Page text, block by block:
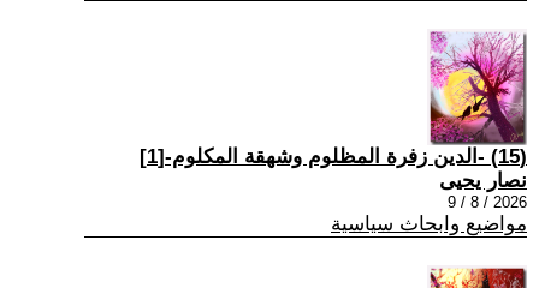
(15) -الدين زفرة المظلوم وشهقة المكلوم-[1]
نصار يحيى
2026 / 8 / 9
مواضيع وابحاث سياسية